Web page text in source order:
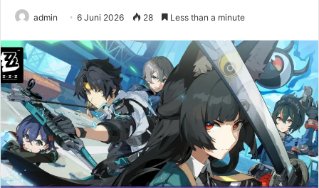
admin 6 Juni 2026 28 Less than a minute